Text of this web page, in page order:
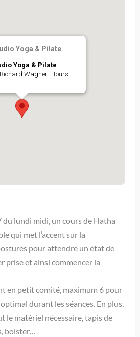
Yoga & Pilate
Yoga & Pilate
Wagner - Tours
du lundi midi, un cours de Hatha
qui met l’accent sur la
pour attendre un état de
prise et ainsi commencer la
en petit comité, maximum 6 pour
durant les séances. En plus,
le matériel nécessaire, tapis de
bolster…